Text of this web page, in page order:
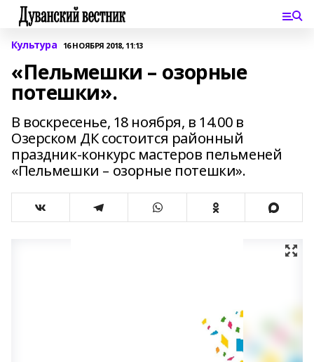
Культура 16 НОЯБРЯ 2018, 11:13
«Пельмешки – озорные
потешки».
В воскресенье, 18 ноября, в 14.00 в
Озерском ДК состоится районный
праздник-конкурс мастеров пельменей
«Пельмешки – озорные потешки».